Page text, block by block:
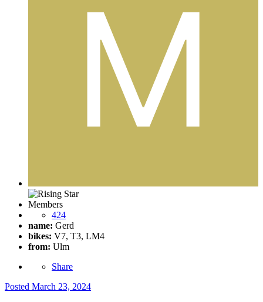
Members
424
name: Gerd
bikes: V7, T3, LM4
from: Ulm
Share
Posted March 23, 2024